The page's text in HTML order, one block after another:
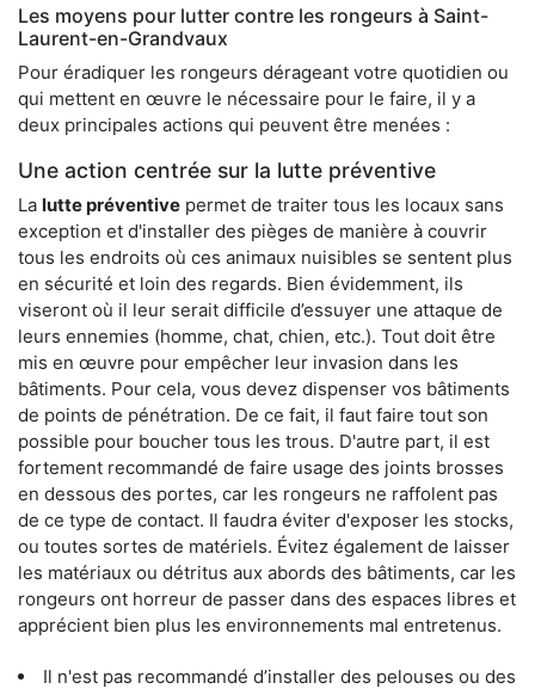
Les moyens pour lutter contre les rongeurs à Saint-
Laurent-en-Grandvaux
Pour éradiquer les rongeurs dérageant votre quotidien ou
qui mettent en œuvre le nécessaire pour le faire, il y a
deux principales actions qui peuvent être menées :
Une action centrée sur la lutte préventive
La lutte préventive permet de traiter tous les locaux sans
exception et d'installer des pièges de manière à couvrir
tous les endroits où ces animaux nuisibles se sentent plus
en sécurité et loin des regards. Bien évidemment, ils
viseront où il leur serait difficile d’essuyer une attaque de
leurs ennemies (homme, chat, chien, etc.). Tout doit être
mis en œuvre pour empêcher leur invasion dans les
bâtiments. Pour cela, vous devez dispenser vos bâtiments
de points de pénétration. De ce fait, il faut faire tout son
possible pour boucher tous les trous. D'autre part, il est
fortement recommandé de faire usage des joints brosses
en dessous des portes, car les rongeurs ne raffolent pas
de ce type de contact. Il faudra éviter d'exposer les stocks,
ou toutes sortes de matériels. Évitez également de laisser
les matériaux ou détritus aux abords des bâtiments, car les
rongeurs ont horreur de passer dans des espaces libres et
apprécient bien plus les environnements mal entretenus.
Il n'est pas recommandé d’installer des pelouses ou des